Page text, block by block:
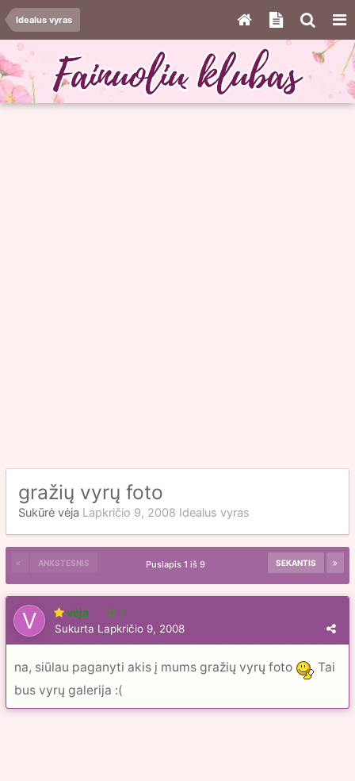
Idealus vyras
gražių vyrų foto
Sukūrė vėja Lapkričio 9, 2008 Idealus vyras
ANKSTESNIS SEKANTIS
Puslapis 1 iš 9
vėja 2
Sukurta Lapkričio 9, 2008
na, siūlau paganyti akis į mums gražių vyrų foto
Tai
bus vyrų galerija :(